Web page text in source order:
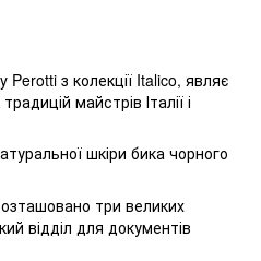
з колекції Italico, являє
майстрів Італії і
шкіри бика чорного
три великих
відділ для документів